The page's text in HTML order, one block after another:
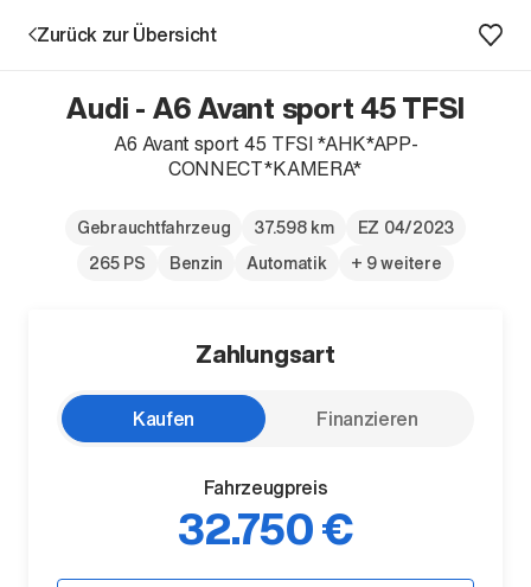
Unternehmen
Zurück zur Übersicht
Audi - A6 Avant sport 45 TFSI
A6 Avant sport 45 TFSI *AHK*APP-
CONNECT*KAMERA*
Gebrauchtfahrzeug 37.598 km
EZ 04/2023
265 PS
Benzin Automatik + 9 weitere
Zahlungsart
Kaufen Finanzieren
Fahrzeugpreis
32.750 €